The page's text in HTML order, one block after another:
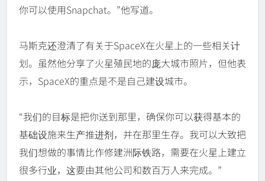
你可以使用Snapchat。”他写道。
马斯克还澄清了有关于SpaceX在火星上的一些相关计
划。虽然他分享了火星殖民地的庞大城市照片，但他表
示，SpaceX的重点是不是自己建设城市。
“我们的目标是把你送到那里，确保你可以获得基本的
基础设施来生产推进剂，并在那里生存。我可以大致把
我们想做的事情比作修建洲际铁路，需要在火星上建立
很多行业，这要由其他公司和数百万人来完成。”